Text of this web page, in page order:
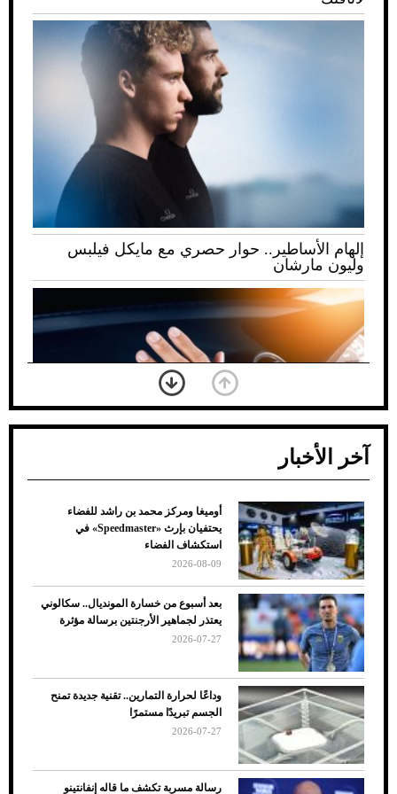
إلهام الأساطير.. حوار حصري مع مايكل فيلبس
وليون مارشان
ضعف تبريد مكيف السيارة عند الوقوف.. أشهر
الأسباب والحلول
7 نصائح لاختيار لون البنطلون المناسب للقميص
آخر الأخبار
أوميغا ومركز محمد بن راشد للفضاء
يحتفيان بإرث «Speedmaster» في
استكشاف الفضاء
2026-08-09
بعد أسبوع من خسارة المونديال.. سكالوني
يعتذر لجماهير الأرجنتين برسالة مؤثرة
2026-07-27
وداعًا لحرارة التمارين.. تقنية جديدة تمنح
الجسم تبريدًا مستمرًا
2026-07-27
رسالة مسربة تكشف ما قاله إنفانتينو